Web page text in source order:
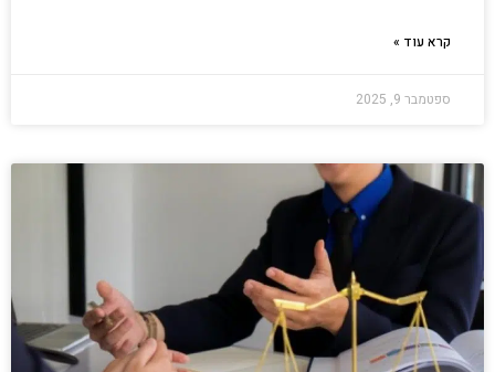
קרא עוד »
ספטמבר 9, 2025